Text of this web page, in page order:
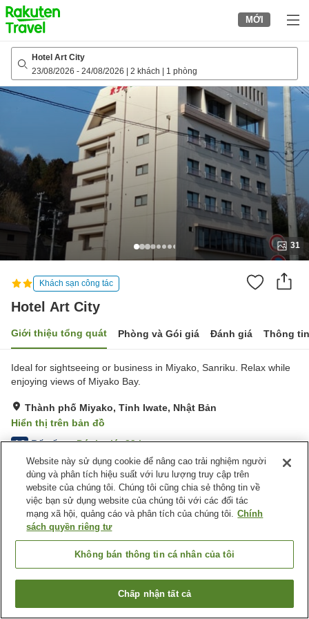
to
top
page
MỚI
Hotel Art City
23/08/2026 - 24/08/2026 2 khách 1 phòng
31
Khách sạn công tác
Hotel Art City
Giới thiệu tổng quát Phòng và Gói giá Đánh giá Thông
Ideal for sightseeing or business in Miyako, Sanriku. Relax while
enjoying views of Miyako Bay.
Thành phố Miyako, Tỉnh Iwate, Nhật Bản
Hiển thị trên bản đồ
4.2 Rất tốt Đánh giá:29lượt
Tiện nghi chỗ nghỉ
Bãi đỗ xe
Máy bán hàng tự động
Giặt ủi miễn phí
Nhà Tắm Công Cộng
Nhật Bản Tỉnh Iwate
Thành phố Miyako
Hotel Art City
Tìm phòng trống
Website này sử dụng cookie để nâng cao trải nghiệm người
dùng và phân tích hiệu suất với lưu lượng truy cập trên
website của chúng tôi. Chúng tôi cũng chia sẻ thông tin về
việc bạn sử dụng website của chúng tôi với các đối tác
mạng xã hội, quảng cáo và phân tích của chúng tôi. Chính
sách quyền riêng tư
Không bán thông tin cá nhân của tôi
Chấp nhận tất cả